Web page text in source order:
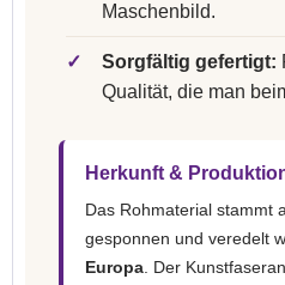
Maschenbild.
✓ Sorgfältig gefertigt:
Qualität, die man
Herkunft &
Das Rohmaterial stammt
gesponnen und veredelt
Europa . Der